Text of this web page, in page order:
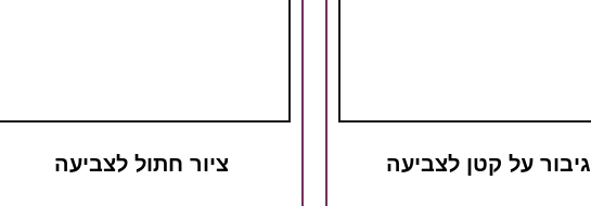
גיבור על קטן לצביעה ציור חתול לצביעה